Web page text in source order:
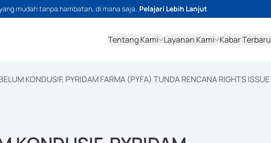
mudah tanpa hambatan, di mana saja. Pelajari Lebih Lanjut
Tentang Kami Layanan Kami Kabar Terbaru
KONDUSIF, PYRIDAM FARMA (PYFA) TUNDA RENCANA RIGHTS ISSUE